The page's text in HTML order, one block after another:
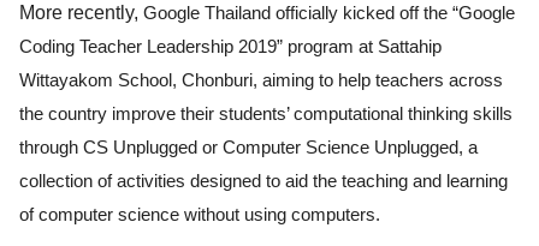
More recently, Google Thailand officially kicked off the “Google
Coding Teacher Leadership 2019” program at Sattahip
Wittayakom School, Chonburi, aiming to help teachers across
the country improve their students’ computational thinking skills
through CS Unplugged or Computer Science Unplugged, a
collection of activities designed to aid the teaching and learning
of computer science without using computers.